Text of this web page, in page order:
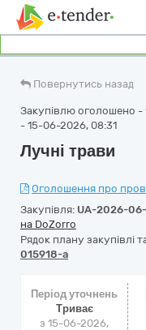
Повернутись назад
Закупівлю оголошено -
- 15-06-2026, 08:31
Лучні трави
Оголошення про
Закупівля: UA-2026-
на DoZorro
Рядок плану закупівлі
015918-a
Період уточнень
Триває
з 15-06-2026,